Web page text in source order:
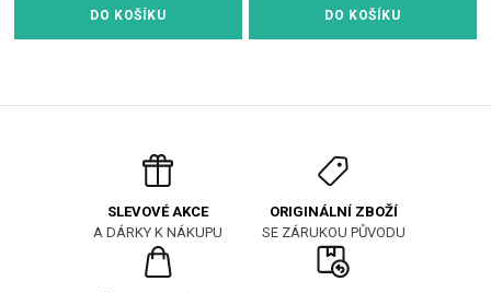
DO KOŠÍKU DO KOŠÍKU
SLEVOVÉ AKCE
A DÁRKY K NÁKUPU
ORIGINÁLNÍ ZBOŽÍ
SE ZÁRUKOU PŮVODU